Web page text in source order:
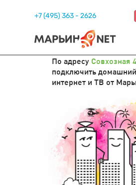
+7 (495) 363 - 2626
По адресу Совхозная
подключить домашний
интернет и ТВ от